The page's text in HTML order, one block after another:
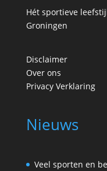
Hét sportieve
Groningen
Disclaimer
Over ons
Privacy Verklaring
Nieuws
Veel sporten en